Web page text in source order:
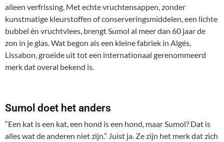
alleen verfrissing. Met echte vruchtensappen, zonder
kunstmatige kleurstoffen of conserveringsmiddelen, een lichte
bubbel én vruchtvlees, brengt Sumol al meer dan 60 jaar de
zon in je glas. Wat begon als een kleine fabriek in Algés,
Lissabon, groeide uit tot een internationaal gerenommeerd
merk dat overal bekend is.
Sumol doet het anders
“Een kat is een kat, een hond is een hond, maar Sumol? Dat is
alles wat de anderen niet zijn.” Juist ja. Ze zijn het merk dat zich